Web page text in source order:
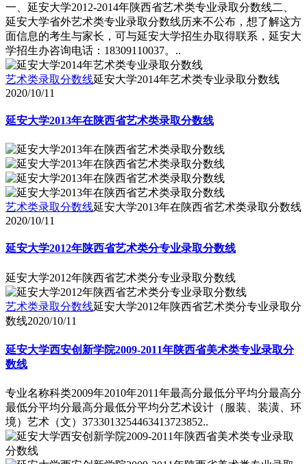
一、延安大学2012-2014年陕西省艺术类专业录取分数线二、
延安大学省外艺术类专业录取分数线历来不公布，想了解这方
面信息的考生与家长，可与延安大学招生办取得联系，延安大
学招生办咨询电话：18309110037。..
艺术类录取分数线延安大学2014年艺术类专业录取分数线
2020/10/11
延安大学2013年在陕西省艺术类录取分数线
艺术类录取分数线延安大学2013年在陕西省艺术类录取分数线
2020/10/11
延安大学2012年陕西省艺术类分专业录取分数线
延安大学2012年陕西省艺术类分专业录取分数线
艺术类录取分数线延安大学2012年陕西省艺术类分专业录取分
数线2020/10/11
延安大学西安创新学院2009-2011年陕西省美术类专业录取分
数线
专业名称科类2009年2010年2011年最高分最低分平均分最高分
最低分平均分最高分最低分平均分艺术设计（服装、装潢、环
境）艺术（文）3733013254463413723852..